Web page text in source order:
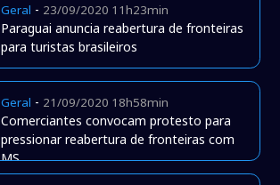
Geral - 23/09/2020 11h23min
Paraguai anuncia reabertura de fronteiras
para turistas brasileiros
Geral - 21/09/2020 18h58min
Comerciantes convocam protesto para
pressionar reabertura de fronteiras com
MS